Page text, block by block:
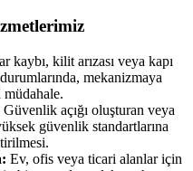
kaybı, kilit arızası veya kapı
mekanizmaya
Güvenlik açığı oluşturan veya
güvenlik standartlarına
Ev, ofis veya ticari alanlar için